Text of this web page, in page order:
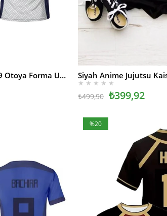
Beyaz Anime Blue Lock 9 Otoya Forma Unisex T-shirt SEPETE EKLE
★ ★ ★ ★ ★
₺399,92
₺499,90
%20